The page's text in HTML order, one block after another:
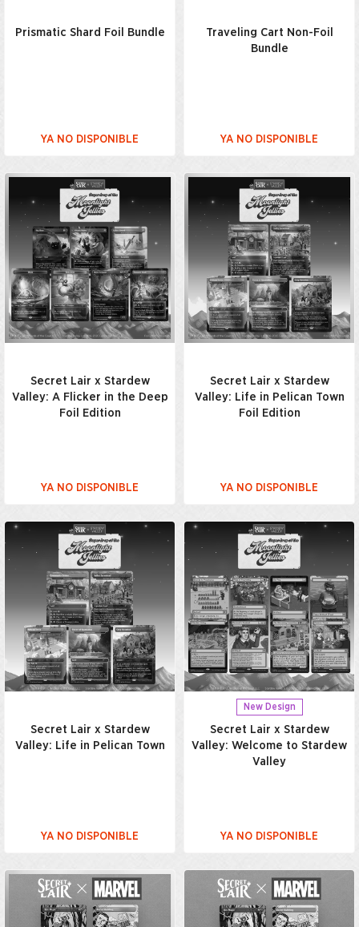
Prismatic Shard Foil Bundle
YA NO DISPONIBLE
Traveling Cart Non-Foil
Bundle
YA NO DISPONIBLE
Secret Lair x Stardew
Valley: A Flicker in the Deep
Foil Edition
YA NO DISPONIBLE
Secret Lair x Stardew
Valley: Life in Pelican Town
Foil Edition
YA NO DISPONIBLE
Secret Lair x Stardew
Valley: Life in Pelican Town
YA NO DISPONIBLE
New Design
Secret Lair x Stardew
Valley: Welcome to Stardew
Valley
YA NO DISPONIBLE